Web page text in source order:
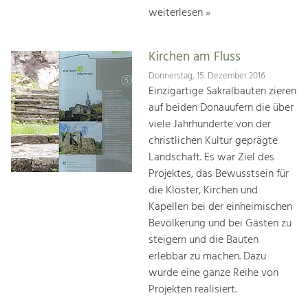
weiterlesen »
Kirchen am Fluss
Donnerstag, 15. Dezember 2016
Einzigartige Sakralbauten zieren
auf beiden Donauufern die über
viele Jahrhunderte von der
christlichen Kultur geprägte
Landschaft. Es war Ziel des
Projektes, das Bewusstsein für
die Klöster, Kirchen und
Kapellen bei der einheimischen
Bevölkerung und bei Gästen zu
steigern und die Bauten
erlebbar zu machen. Dazu
wurde eine ganze Reihe von
Projekten realisiert.